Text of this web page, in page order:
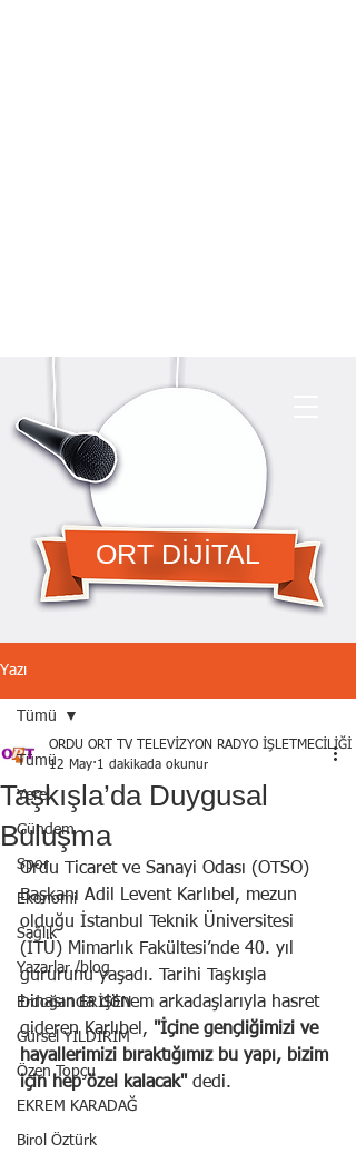
ORT DİJİTAL
Yazı
Tümü
Yerel
Gündem
Spor
Ekonomi
Sağlık
Yazarlar /blog
Erdoğan ERİŞEN
Gürsel YILDIRIM
Özen Topçu
EKREM KARADAĞ
Birol Öztürk
Tümü
Taşkışla’da Duygusal
Buluşma
ORDU ORT TV TELEVİZYON RADYO İŞLETMECİLİĞİ
12 May 1 dakikada okunur
Ordu Ticaret ve Sanayi Odası (OTSO)
Başkanı Adil Levent Karlıbel, mezun
olduğu İstanbul Teknik Üniversitesi
(İTÜ) Mimarlık Fakültesi’nde 40. yıl
gururunu yaşadı. Tarihi Taşkışla
binasında dönem arkadaşlarıyla hasret
gideren Karlıbel, "İçine gençliğimizi ve
hayallerimizi bıraktığımız bu yapı, bizim
için hep özel kalacak" dedi.